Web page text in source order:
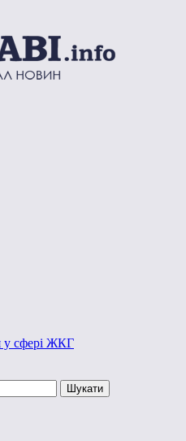
у сфері ЖКГ